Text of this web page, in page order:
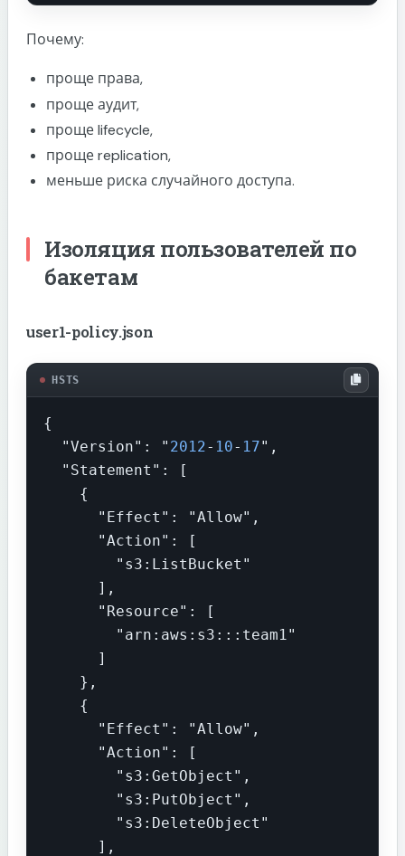
Почему:
проще права,
проще аудит,
проще lifecycle,
проще replication,
меньше риска случайного доступа.
Изоляция пользователей по
бакетам
user1-policy.json
HSTS
{
  "Version": "
2012- 10- 17",
  "Statement": [
    {
      "Effect": "Allow",
      "Action": [
        "s3:ListBucket"
      ],
      "Resource": [
        "arn:aws:s3:::team1"
      ]
    },
    {
      "Effect": "Allow",
      "Action": [
        "s3:GetObject",
        "s3:PutObject",
        "s3:DeleteObject"
      ],